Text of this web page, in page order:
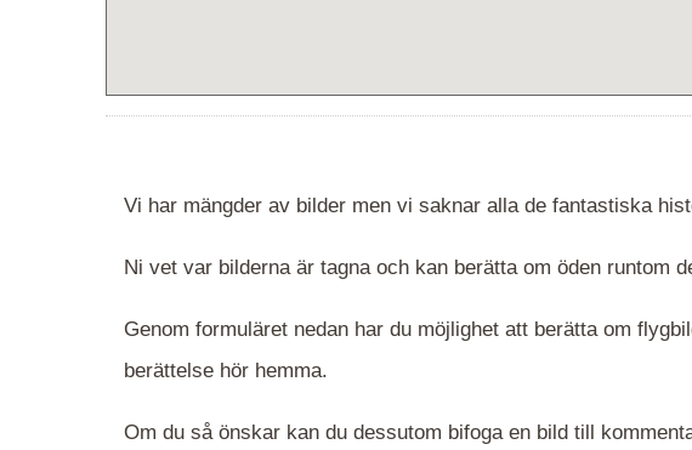
Vi har mängder av bilder men vi saknar alla de fantastiska
Ni vet var bilderna är tagna och kan berätta om öden runtom
Genom formuläret nedan har du möjlighet att berätta om
berättelse hör hemma.
Om du så önskar kan du dessutom bifoga en bild till